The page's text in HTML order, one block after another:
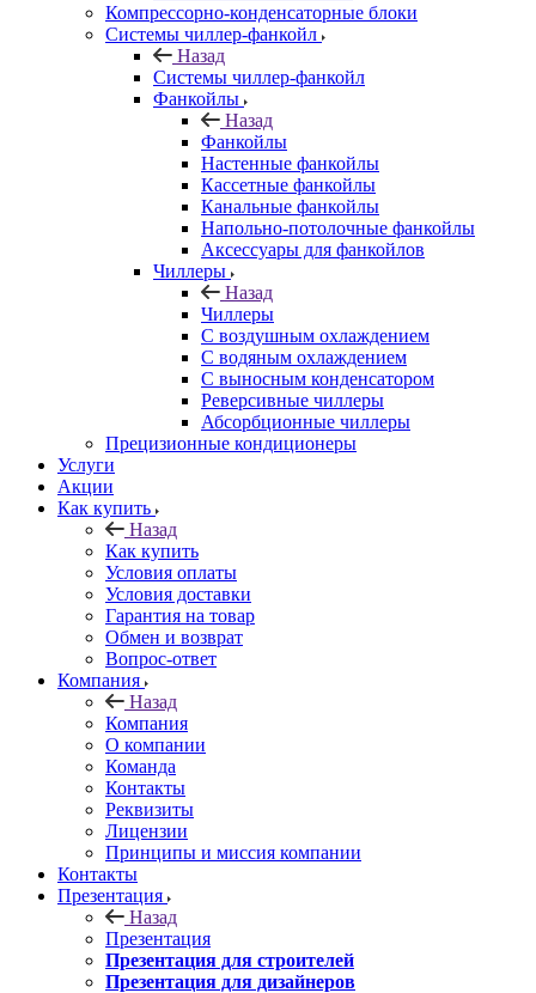
Компрессорно-конденсаторные блоки
Системы чиллер-фанкойл
Назад
Системы чиллер-фанкойл
Фанкойлы
Назад
Фанкойлы
Настенные фанкойлы
Кассетные фанкойлы
Канальные фанкойлы
Напольно-потолочные фанкойлы
Аксессуары для фанкойлов
Чиллеры
Назад
Чиллеры
С воздушным охлаждением
С водяным охлаждением
С выносным конденсатором
Реверсивные чиллеры
Абсорбционные чиллеры
Прецизионные кондиционеры
Услуги
Акции
Как купить
Назад
Как купить
Условия оплаты
Условия доставки
Гарантия на товар
Обмен и возврат
Вопрос-ответ
Компания
Назад
Компания
О компании
Команда
Контакты
Реквизиты
Лицензии
Принципы и миссия компании
Контакты
Презентация
Назад
Презентация
Презентация для строителей
Презентация для дизайнеров